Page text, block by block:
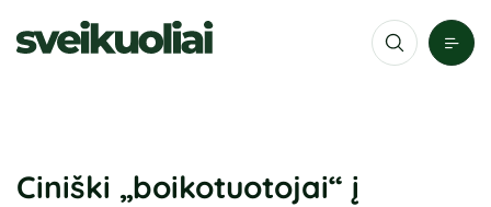
Ciniški „boikotuotojai“ į